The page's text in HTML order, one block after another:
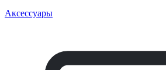
Аксессуары